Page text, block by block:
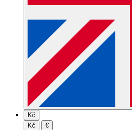
Kč
Kč
€